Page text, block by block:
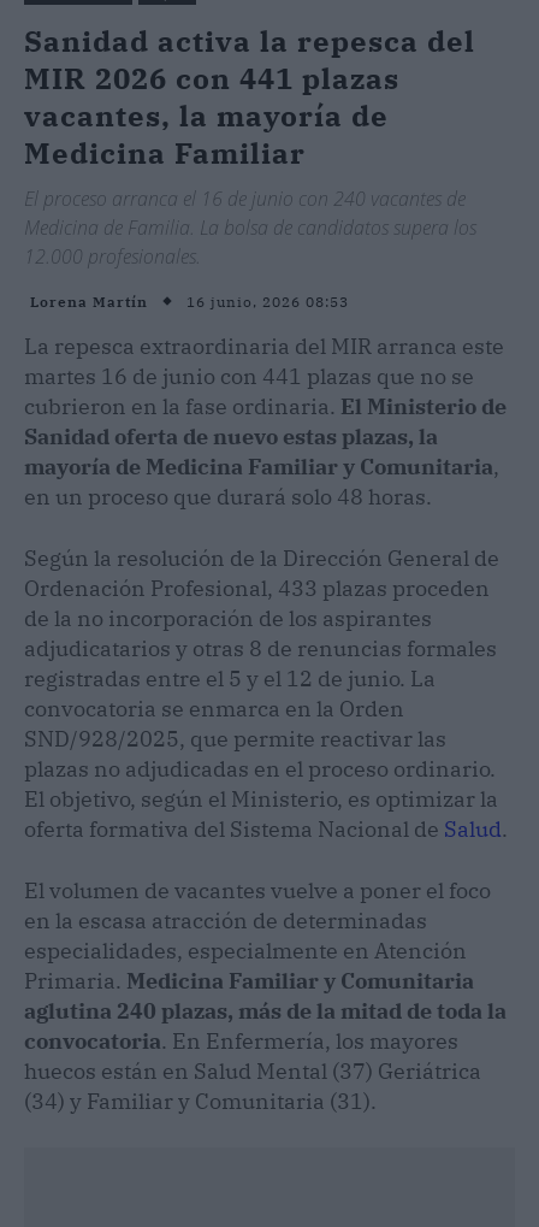
Sanidad activa la repesca del
MIR 2026 con 441 plazas
vacantes, la mayoría de
Medicina Familiar
El proceso arranca el 16 de junio con 240 vacantes de
Medicina de Familia. La bolsa de candidatos supera los
12.000 profesionales.
Lorena Martín 16 junio, 2026 08:53
La repesca extraordinaria del MIR arranca este
martes 16 de junio con 441 plazas que no se
cubrieron en la fase ordinaria. El Ministerio de
Sanidad oferta de nuevo estas plazas, la
mayoría de Medicina Familiar y Comunitaria,
en un proceso que durará solo 48 horas.
Según la resolución de la Dirección General de
Ordenación Profesional, 433 plazas proceden
de la no incorporación de los aspirantes
adjudicatarios y otras 8 de renuncias formales
registradas entre el 5 y el 12 de junio. La
convocatoria se enmarca en la Orden
SND/928/2025, que permite reactivar las
plazas no adjudicadas en el proceso ordinario.
El objetivo, según el Ministerio, es optimizar la
oferta formativa del Sistema Nacional de Salud.
El volumen de vacantes vuelve a poner el foco
en la escasa atracción de determinadas
especialidades, especialmente en Atención
Primaria. Medicina Familiar y Comunitaria
aglutina 240 plazas, más de la mitad de toda la
convocatoria. En Enfermería, los mayores
huecos están en Salud Mental (37) Geriátrica
(34) y Familiar y Comunitaria (31).